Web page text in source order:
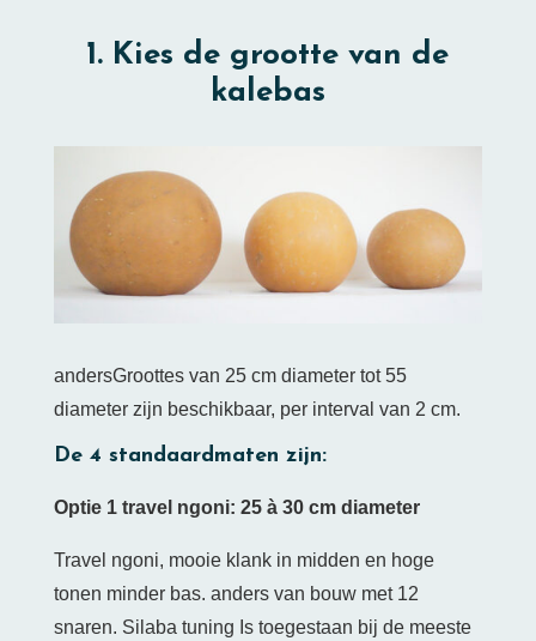
1. Kies de grootte van de
kalebas
andersGroottes van 25 cm diameter tot 55
diameter zijn beschikbaar, per interval van 2 cm.
De 4 standaardmaten zijn:
Optie 1 travel ngoni: 25 à 30 cm diameter
Travel ngoni, mooie klank in midden en hoge
tonen minder bas. anders van bouw met 12
snaren. Silaba tuning Is toegestaan bij de meeste